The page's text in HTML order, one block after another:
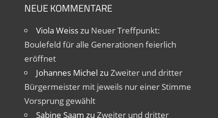
NEUE KOMMENTARE
Viola Weisszu Neuer Treffpunkt:
Boulefeld für alle Generationen feierlich
eröffnet
Johannes Michel zu Zweiter und dritter
Bürgermeister mit jeweils nur einer Stimme
Vorsprung gewählt
Sabine Saam zu Zweiter und dritter